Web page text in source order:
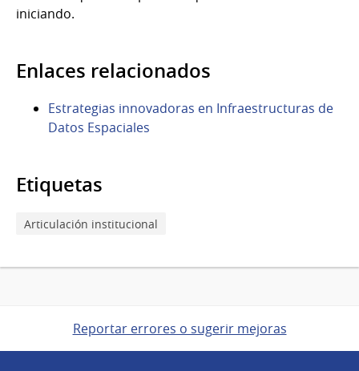
iniciando.
Enlaces relacionados
Estrategias innovadoras en Infraestructuras de
Datos Espaciales
Etiquetas
Articulación institucional
Reportar errores o sugerir mejoras